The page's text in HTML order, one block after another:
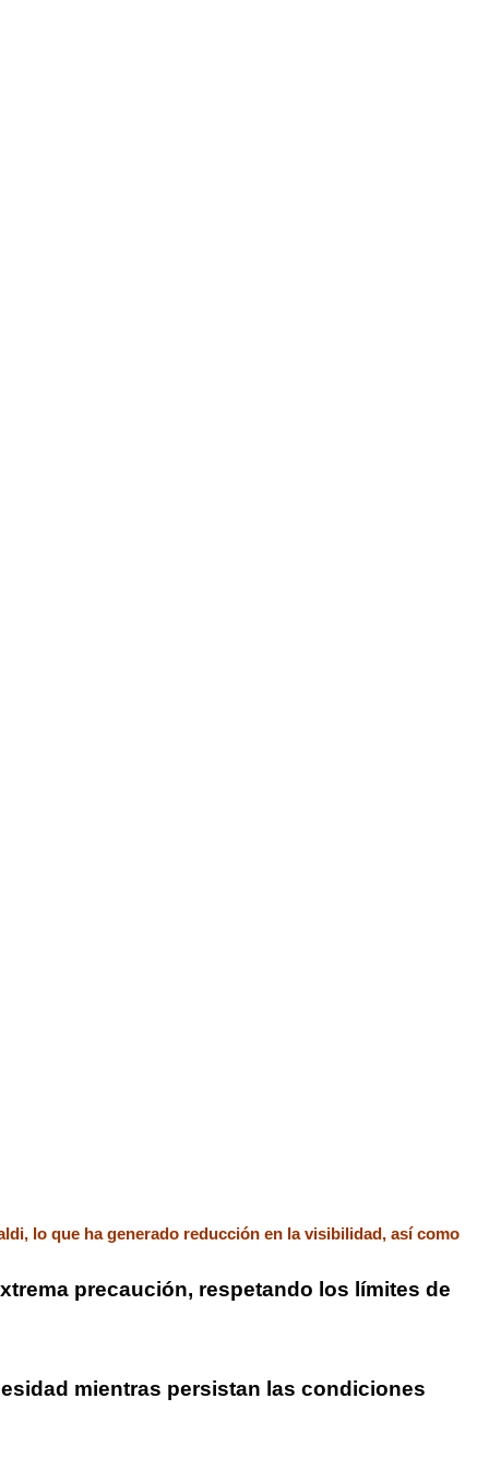
lo que ha generado reducción en la visibilidad, así como
precaución, respetando los límites de
mientras persistan las condiciones